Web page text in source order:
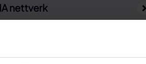
nettverk